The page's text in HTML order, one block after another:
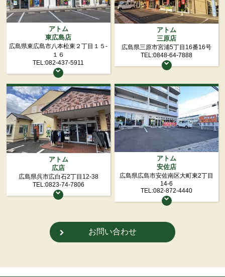
アトム
東広島店
広島県東広島市八本松東２丁目１５-
１６
TEL:082-437-5911
アトム
三原店
広島県三原市宮浦5丁目16番16号
TEL:0848-64-7888
アトム
広店
広島県呉市広白石2丁目12-38
TEL:0823-74-7806
アトム
安佐店
広島県広島市安佐南区大町東2丁目
14-6
TEL:082-872-4440
お問い合わせ